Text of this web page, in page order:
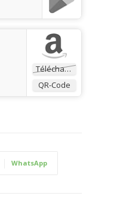
Télécharger
QR-Code
WhatsApp